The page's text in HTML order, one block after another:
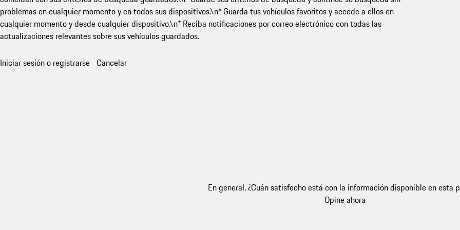
problemas en cualquier momento y en todos sus dispositivos.\n* Guarda tus vehículos favoritos y accede a ellos en
cualquier momento y desde cualquier dispositivo.\n* Reciba notificaciones por correo electrónico con todas las
actualizaciones relevantes sobre sus vehículos guardados.
Iniciar sesión o registrarse Cancelar
En general, ¿Cuán satisfecho está con la información disponible en esta
Opine ahora